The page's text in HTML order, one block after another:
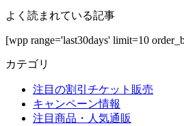
よく読まれている記事
[wpp range='last30days' limit=10
カテゴリ
注目の割引チケット販売
キャンペーン情報
注目商品・人気通販